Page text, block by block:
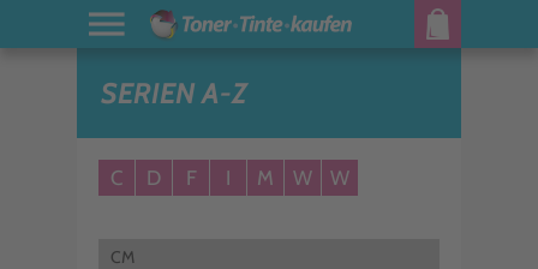
SERIEN A-Z
C D F I M W W
CM